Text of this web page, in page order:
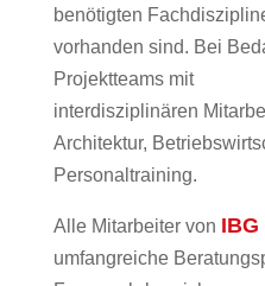
benötigten
vorhanden sind. Bei
Projektteams mit
interdisziplinären
Architektur,
Personaltraining.
Alle Mitarbeiter von IBG
umfangreiche